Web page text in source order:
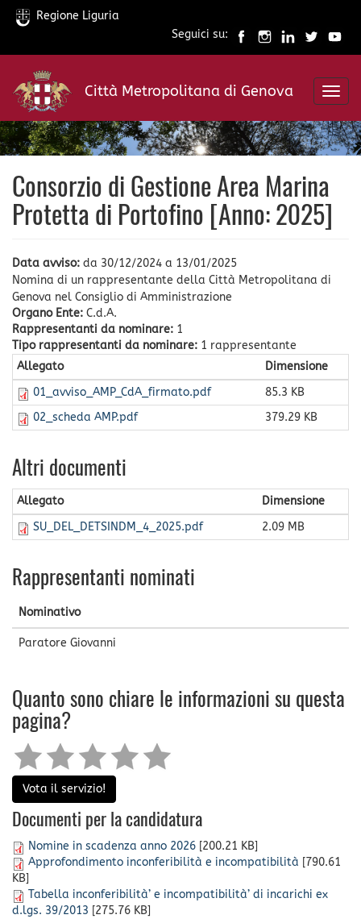
Salta
contenuto
principale
Regione Liguria
Seguici su:
Città Metropolitana di Genova
Consorzio di Gestione Area Marina
Protetta di Portofino [Anno: 2025]
Data avviso: da 30/12/2024 a 13/01/2025
Nomina di un rappresentante della Città Metropolitana di
Genova nel Consiglio di Amministrazione
Organo Ente: C.d.A.
Rappresentanti da nominare: 1
Tipo rappresentanti da nominare: 1 rappresentante
Allegato
Dimensione
01_avviso_AMP_CdA_firmato.pdf
85.3 KB
02_scheda AMP.pdf
379.29 KB
Altri documenti
Allegato
Dimensione
SU_DEL_DETSINDM_4_2025.pdf
2.09 MB
Rappresentanti nominati
Nominativo
Paratore Giovanni
Quanto sono chiare le informazioni su questa
pagina?
Vota il servizio!
Documenti per la candidatura
Nomine in scadenza anno 2026 [200.21 KB]
Approfondimento inconferibilità e incompatibilità [790.61
KB]
Tabella inconferibilità’ e incompatibilità’ di incarichi ex
d.lgs. 39/2013 [275.76 KB]